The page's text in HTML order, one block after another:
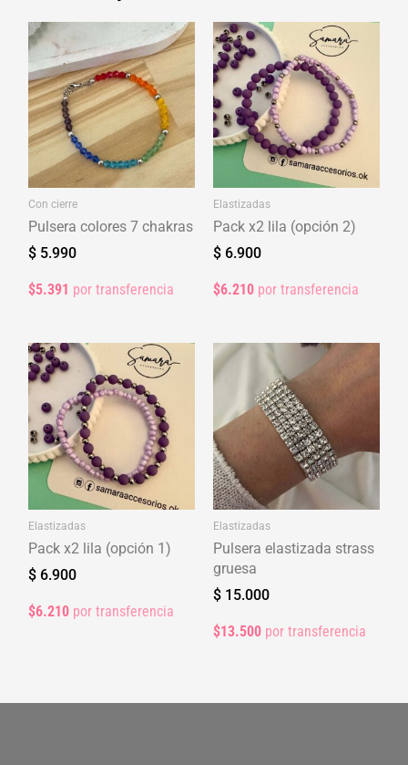
Con cierre
Pulsera colores 7 chakras
$ 5.990
$5.391 por transferencia
Elastizadas
Pack x2 lila (opción 2)
$ 6.900
$6.210 por transferencia
Elastizadas
Pack x2 lila (opción 1)
$ 6.900
$6.210 por transferencia
Elastizadas
Pulsera elastizada strass
gruesa
$ 15.000
$13.500 por transferencia